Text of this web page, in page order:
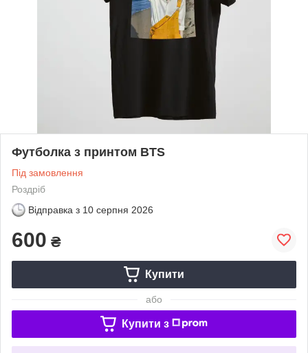
Футболка з принтом BTS
Під замовлення
Роздріб
Відправка з 10 серпня 2026
600 ₴
Купити
або
Купити з